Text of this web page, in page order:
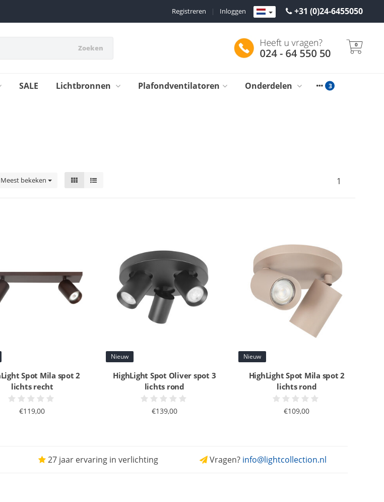
+31 (0)24-6455050
Inloggen
|
Registreren
Zoeken 0
SALE Lichtbronnen Plafondventilatoren Onderdelen
Meest bekeken 1
Spot Mila spot 2
lichts recht
€119,00
Nieuw
HighLight Spot Oliver spot 3
lichts rond
€139,00
Nieuw
HighLight Spot Mila spot 2
lichts rond
€109,00
27 jaar ervaring in verlichting Vragen? info@lightcollection.nl